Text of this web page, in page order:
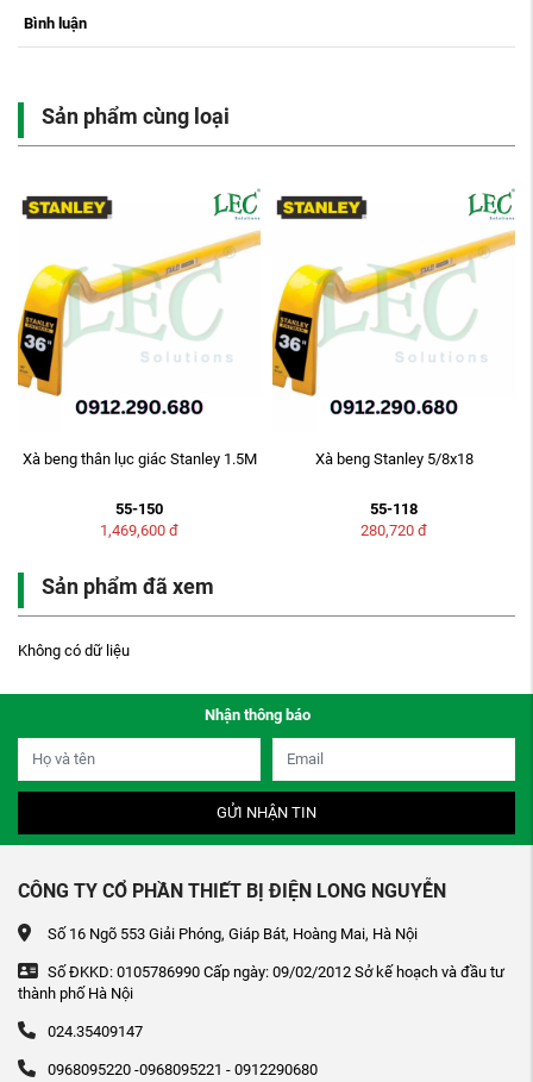
Bình luận
Sản phẩm cùng loại
Xà beng thân lục giác Stanley 1.5M
55-150
1,469,600 đ
Xà beng Stanley 5/8x18
55-118
280,720 đ
Sản phẩm đã xem
Không có dữ liệu
Nhận thông báo
GỬI NHẬN TIN
CÔNG TY CỔ PHẦN THIẾT BỊ ĐIỆN LONG NGUYỄN
Số 16 Ngõ 553 Giải Phóng, Giáp Bát, Hoàng Mai, Hà Nội
Số ĐKKD: 0105786990 Cấp ngày: 09/02/2012 Sở kế hoạch và đầu tư
thành phố Hà Nội
024.35409147
0968095220 -0968095221 - 0912290680